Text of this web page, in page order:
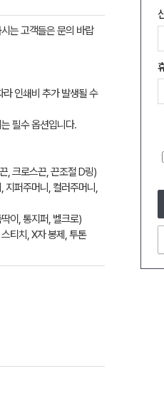
는 고객들은 문의 바랍
인쇄비 추가 발생될 수
필수 옵션입니다.
, 크로스끈, 끈조절 D링)
퍼주머니, 컬러주머니,
이, 통지퍼, 벨크로)
티치, X자 봉제, 투톤